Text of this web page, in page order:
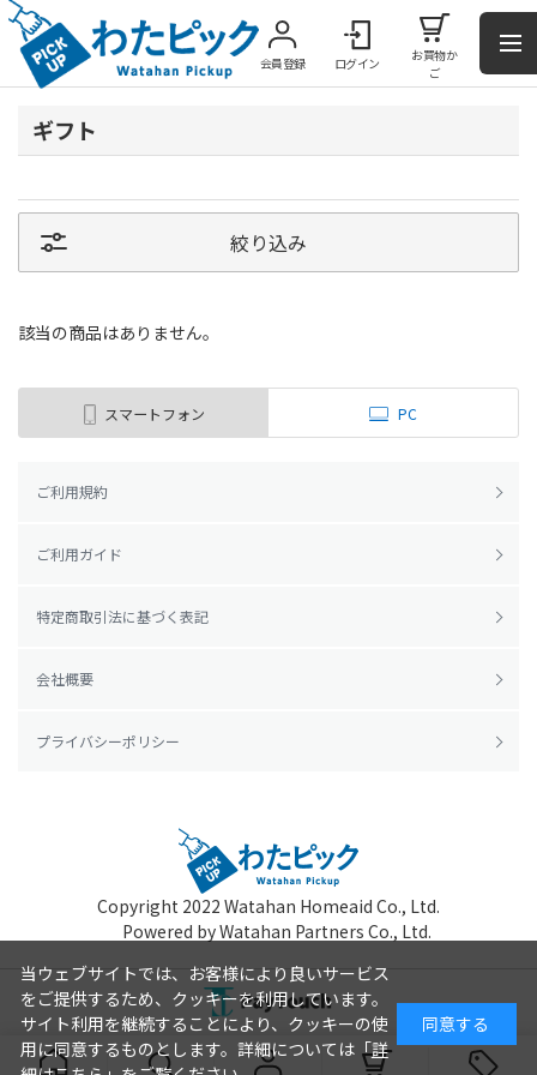
会員登録 ログイン
お買物か
ご
ギフト
絞り込み
該当の商品はありません。
スマートフォン PC
ご利用規約
ご利用ガイド
特定商取引法に基づく表記
会社概要
プライバシーポリシー
Copyright 2022 Watahan Homeaid Co., Ltd.
Powered by Watahan Partners Co., Ltd.
当ウェブサイトでは、お客様により良いサービス
をご提供するため、クッキーを利用しています。
サイト利用を継続することにより、クッキーの使
用に同意するものとします。詳細については「詳
同意する